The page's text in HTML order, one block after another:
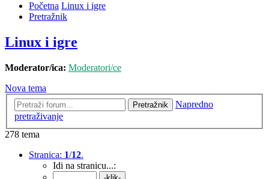
Početna Linux i igre
Pretražnik
Linux i igre
Moderator/ica: Moderatori/ce
Nova tema
Pretražnik
Napredno
pretraživanje
278 tema
Stranica: 1/12.
Idi na stranicu...: